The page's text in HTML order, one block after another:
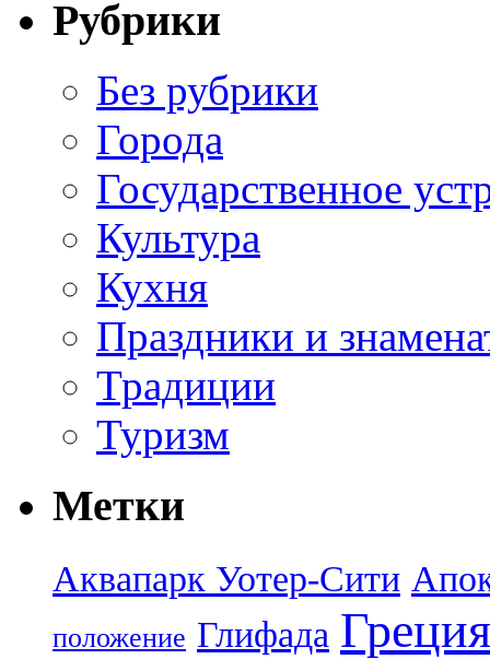
Рубрики
Без рубрики
Города
Государственное
Культура
Кухня
Праздники и
Традиции
Туризм
Метки
Аквапарк Уотер-Сити
положение Глифада Греция